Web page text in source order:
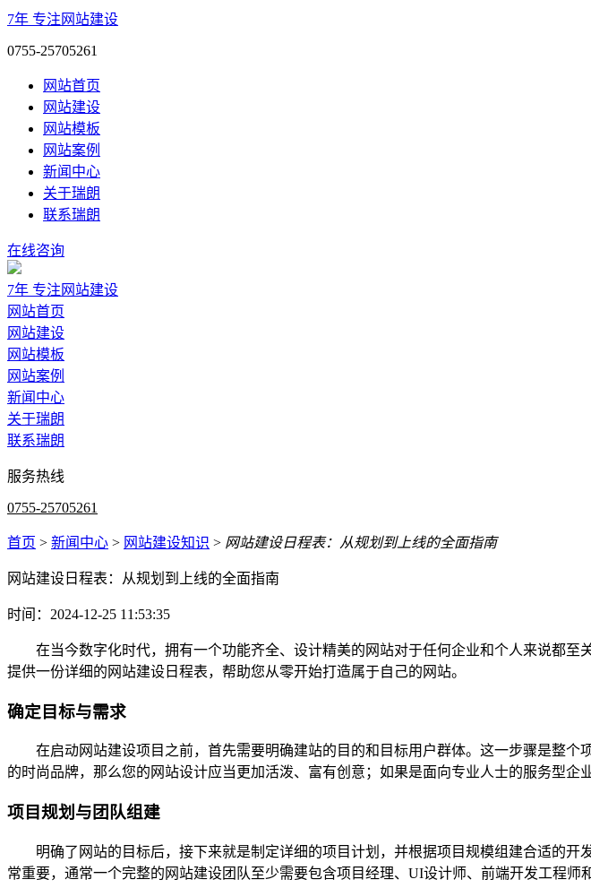
7年 专注网站建设
0755-25705261
网站首页
网站建设
网站模板
网站案例
新闻中心
关于瑞朗
联系瑞朗
在线咨询
7年 专注网站建设
网站首页
网站建设
网站模板
网站案例
新闻中心
关于瑞朗
联系瑞朗
服务热线
0755-25705261
首页 > 新闻中心 > 网站建设知识 > 网站建设日程表：从规划到上线的全面指南
网站建设日程表：从规划到上线的全面指南
时间：2024-12-25 11:53:35
在当今数字化时代，拥有一个功能齐全、设计精美的网站对于任何企业和个人来说都至
提供一份详细的网站建设日程表，帮助您从零开始打造属于自己的网站。
确定目标与需求
在启动网站建设项目之前，首先需要明确建站的目的和目标用户群体。这一步骤是整个
的时尚品牌，那么您的网站设计应当更加活泼、富有创意；如果是面向专业人士的服务型企
项目规划与团队组建
明确了网站的目标后，接下来就是制定详细的项目计划，并根据项目规模组建合适的开
常重要，通常一个完整的网站建设团队至少需要包含项目经理、UI设计师、前端开发工程师